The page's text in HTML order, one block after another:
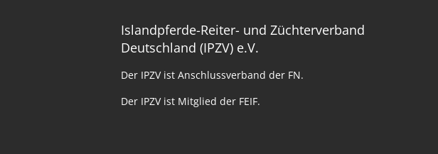
Islandpferde-Reiter- und Züchterverband
Deutschland (IPZV) e.V.
Der IPZV ist Anschlussverband der FN.
Der IPZV ist Mitglied der FEIF.